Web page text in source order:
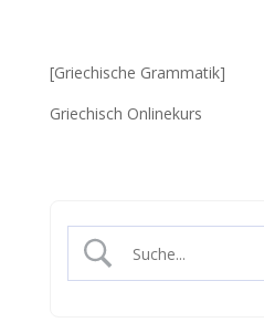
[Griechische Grammatik]
Griechisch Onlinekurs